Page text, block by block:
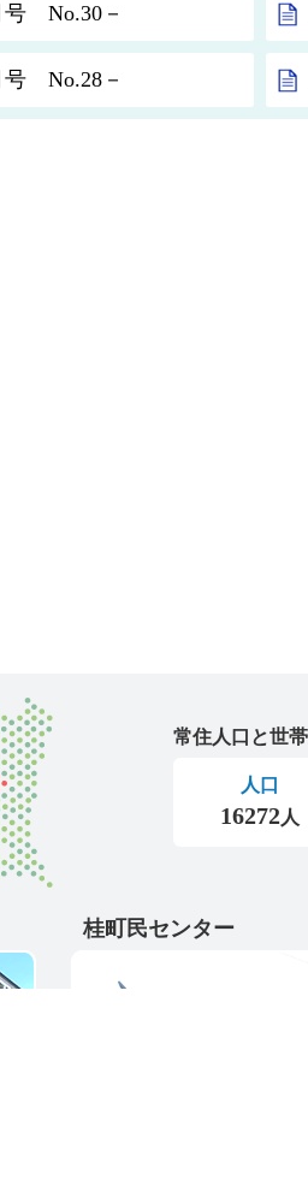
No.30－
No.28－
桂町民センター